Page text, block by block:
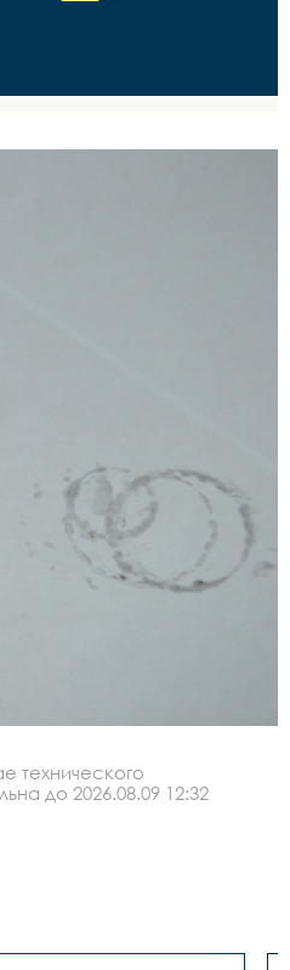
технического
до 2026.08.09 12:32